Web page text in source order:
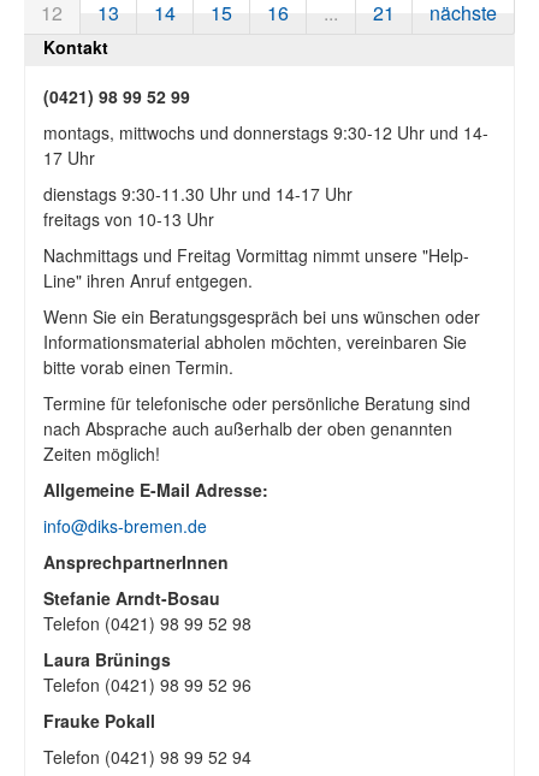
12
13 14 15 16 ... 21 nächste
Kontakt
(0421) 98 99 52 99
montags, mittwochs und donnerstags 9:30-12 Uhr und 14-
17 Uhr
dienstags 9:30-11.30 Uhr und 14-17 Uhr
freitags von 10-13 Uhr
Nachmittags und Freitag Vormittag nimmt unsere "Help-
Line" ihren Anruf entgegen.
Wenn Sie ein Beratungsgespräch bei uns wünschen oder
Informationsmaterial abholen möchten, vereinbaren Sie
bitte vorab einen Termin.
Termine für telefonische oder persönliche Beratung sind
nach Absprache auch außerhalb der oben genannten
Zeiten möglich!
Allgemeine E-Mail Adresse:
info@diks-bremen.de
AnsprechpartnerInnen
Stefanie Arndt-Bosau
Telefon (0421) 98 99 52 98
Laura Brünings
Telefon (0421) 98 99 52 96
Frauke Pokall
Telefon (0421) 98 99 52 94